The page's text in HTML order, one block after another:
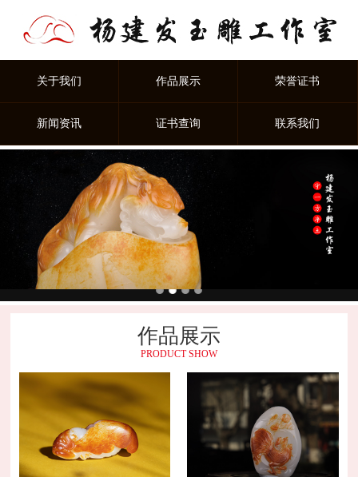
关于我们 作品展示 荣誉证书
新闻资讯 证书查询 联系我们
作品展示
PRODUCT SHOW